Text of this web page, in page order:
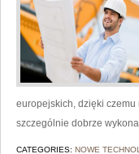
europejskich, dzięki
szczególnie dobrze
CATEGORIES: NOWE